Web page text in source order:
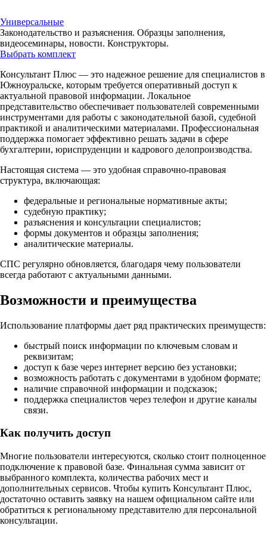
Универсальные
Законодательство и разъяснения. Образцы заполнения,
видеосеминары, новости. Конструкторы.
Выбрать комплект
Консультант Плюс — это надежное решение для специалистов в
Южноуральске, которым требуется оперативный доступ к
актуальной правовой информации. Локальное
представительство обеспечивает пользователей современными
инструментами для работы с законодательной базой, судебной
практикой и аналитическими материалами. Профессиональная
поддержка помогает эффективно решать задачи в сфере
бухгалтерии, юриспруденции и кадрового делопроизводства.
Настоящая система — это удобная справочно-правовая
структура, включающая:
федеральные и региональные нормативные акты;
судебную практику;
разъяснения и консультации специалистов;
формы документов и образцы заполнения;
аналитические материалы.
СПС регулярно обновляется, благодаря чему пользователи
всегда работают с актуальными данными.
Возможности и преимущества
Использование платформы дает ряд практических преимуществ:
быстрый поиск информации по ключевым словам и
реквизитам;
доступ к базе через интернет версию без установки;
возможность работать с документами в удобном формате;
наличие справочной информации и подсказок;
поддержка специалистов через телефон и другие каналы
связи.
Как получить доступ
Многие пользователи интересуются, сколько стоит полноценное
подключение к правовой базе. Финальная сумма зависит от
выбранного комплекта, количества рабочих мест и
дополнительных сервисов. Чтобы купить Консультант Плюс,
достаточно оставить заявку на нашем официальном сайте или
обратиться к региональному представителю для персональной
консультации.